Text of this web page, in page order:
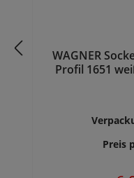
WAGNER
Profil 1651
Preis